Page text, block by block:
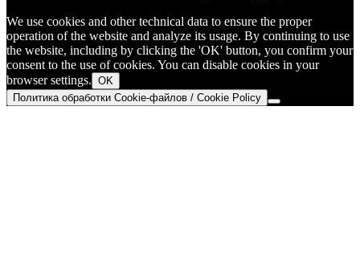
We use cookies and other technical data to ensure the proper
operation of the website and analyze its usage. By continuing to use
the website, including by clicking the 'OK' button, you confirm your
consent to the use of cookies. You can disable cookies in your
browser settings. OK
Политика обработки Cookie-файлов / Cookie Policy